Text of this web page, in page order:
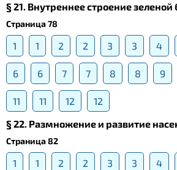
§ 21. Внутреннее строение зеленой
Страница 78
1 1 2 2 3 3 4
6 6 7 7 8 8 9
11 11 12
12
§ 22. Размножение и развитие
Страница 82
1 1 2 2 3 3 4